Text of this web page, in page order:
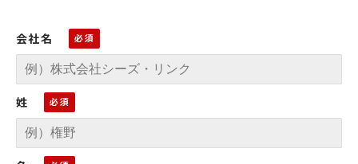
会社名
姓